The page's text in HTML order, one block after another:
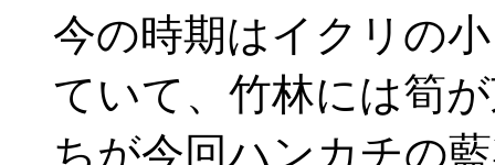
今の時期はイクリの
ていて、竹林には筍
ちが今回ハンカチの